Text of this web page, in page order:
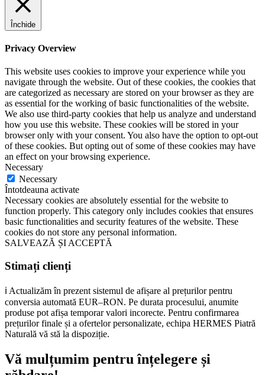
Închide
Privacy Overview
This website uses cookies to improve your experience while you
navigate through the website. Out of these cookies, the cookies that
are categorized as necessary are stored on your browser as they are
as essential for the working of basic functionalities of the website.
We also use third-party cookies that help us analyze and understand
how you use this website. These cookies will be stored in your
browser only with your consent. You also have the option to opt-out
of these cookies. But opting out of some of these cookies may have
an effect on your browsing experience.
Necessary
Necessary
Întotdeauna activate
Necessary cookies are absolutely essential for the website to
function properly. This category only includes cookies that ensures
basic functionalities and security features of the website. These
cookies do not store any personal information.
SALVEAZĂ ȘI ACCEPTĂ
Stimați clienți
ℹ️ Actualizăm în prezent sistemul de afișare al prețurilor pentru
conversia automată EUR–RON. Pe durata procesului, anumite
produse pot afișa temporar valori incorecte. Pentru confirmarea
prețurilor finale și a ofertelor personalizate, echipa HERMES Piatră
Naturală vă stă la dispoziție.
Vă mulțumim pentru înțelegere și